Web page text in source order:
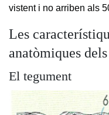
vistent i no arriben als
Les
anatòmiques
El tegument